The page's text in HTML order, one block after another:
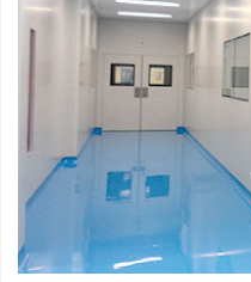
Hiệp hội thực
Việt Nam
NĂNG